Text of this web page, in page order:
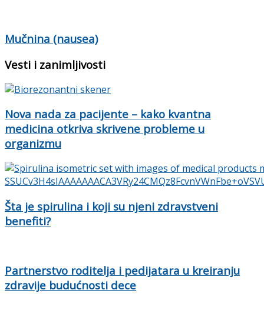
Mučnina (nausea)
Vesti i zanimljivosti
Nova nada za pacijente – kako kvantna
medicina otkriva skrivene probleme u
organizmu
Šta je spirulina i koji su njeni zdravstveni
benefiti?
Partnerstvo roditelja i pedijatara u kreiranju
zdravije budućnosti dece